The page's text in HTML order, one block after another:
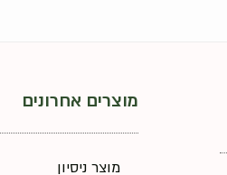
מוצרים אחרונים
מוצר ניסיון